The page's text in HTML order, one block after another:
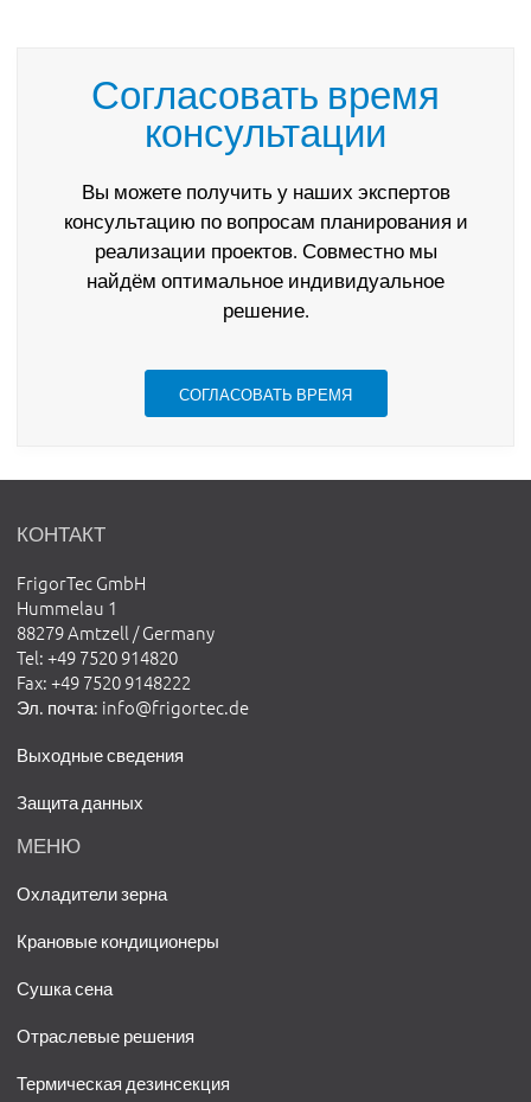
Согласовать время
консультации
Вы можете получить у наших экспертов
консультацию по вопросам планирования и
реализации проектов. Совместно мы
найдём оптимальное индивидуальное
решение.
СОГЛАСОВАТЬ ВРЕМЯ
КОНТАКТ
FrigorTec GmbH
Hummelau 1
88279 Amtzell / Germany
Tel: +49 7520 914820
Fax: +49 7520 9148222
Эл. почта: info@frigortec.de
Выходные сведения
Защита данных
МЕНЮ
Охладители зерна
Крановые кондиционеры
Сушка сена
Отраслевые решения
Термическая дезинсекция